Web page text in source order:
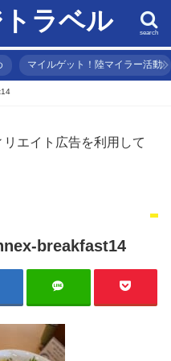
ラベル search
マイルゲット！陸マイラー活動
エイト広告を利用して
breakfast14